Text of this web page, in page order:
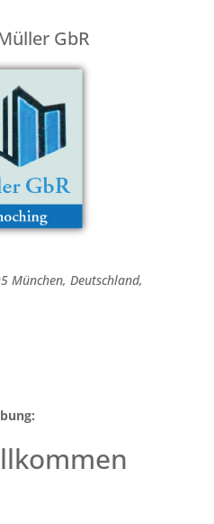
GbR
München, Deutschland,